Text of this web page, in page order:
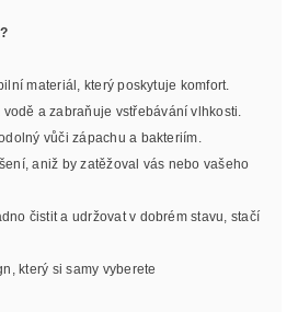
materiál, který poskytuje komfort.
vodě a zabraňuje vstřebávání vlhkosti.
vůči zápachu a bakteriím.
aniž by zatěžoval vás nebo vašeho
čistit a udržovat v dobrém stavu, stačí
který si samy vyberete